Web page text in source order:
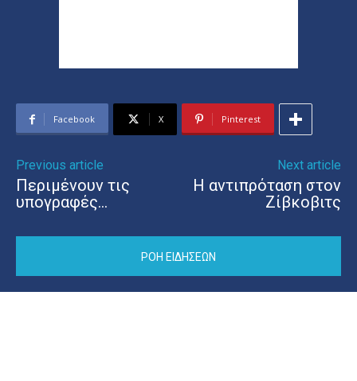
Facebook X Pinterest
Previous article
Περιμένουν τις
υπογραφές…
Next article
Η αντιπρόταση στον
Ζίβκοβιτς
ΡΟΗ ΕΙΔΗΣΕΩΝ